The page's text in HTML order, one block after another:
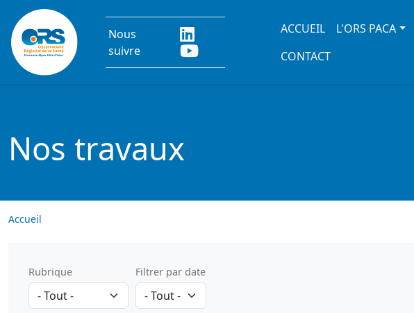
Aller au contenu principal
Nous
suivre
Main navigation
ACCUEIL L'ORS PACA
CONTACT
Nos travaux
Accueil
Rubrique Filtrer par date